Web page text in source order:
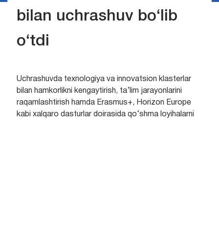
bilan uchrashuv bo‘lib
o‘tdi
Uchrashuvda texnologiya va innovatsion klasterlar
bilan hamkorlikni kengaytirish, ta’lim jarayonlarini
raqamlashtirish hamda Erasmus+, Horizon Europe
kabi xalqaro dasturlar doirasida qo‘shma loyihalarni